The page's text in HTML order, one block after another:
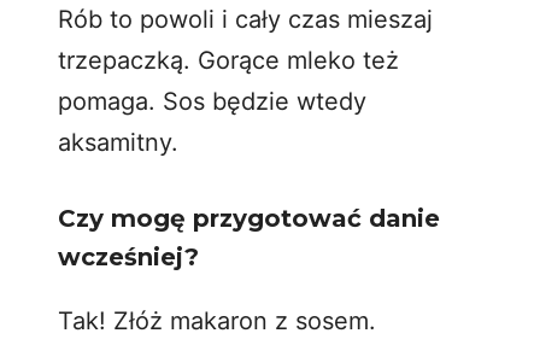
Rób to powoli i cały czas mieszaj
trzepaczką. Gorące mleko też
pomaga. Sos będzie wtedy
aksamitny.
Czy mogę przygotować danie
wcześniej?
Tak! Złóż makaron z sosem.